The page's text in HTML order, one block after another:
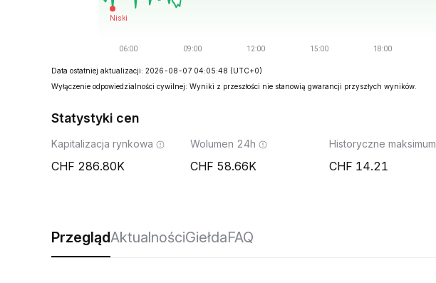
Data ostatniej aktualizacji: 2026-08-07 04:05:48 (UTC+0)
Wyłączenie odpowiedzialności cywilnej: Wyniki z przeszłości nie stanowią gwarancji przyszłych wyników.
Statystyki cen
Kapitalizacja rynkowa
286.80K
Wolumen 24h
58.66K
Historyczne maksimum
14.21
PrzeglądAktualnościGiełdaFAQ